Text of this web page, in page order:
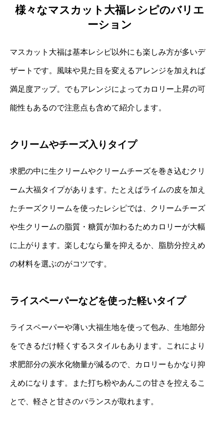
様々なマスカット大福レシピのバリエ
ーション
マスカット大福は基本レシピ以外にも楽しみ方が多いデ
ザートです。風味や見た目を変えるアレンジを加えれば
満足度アップ。でもアレンジによってカロリー上昇の可
能性もあるので注意点も含めて紹介します。
クリームやチーズ入りタイプ
求肥の中に生クリームやクリームチーズを巻き込むクリ
ーム大福タイプがあります。たとえばライムの皮を加え
たチーズクリームを使ったレシピでは、クリームチーズ
や生クリームの脂質・糖質が加わるためカロリーが大幅
に上がります。楽しむなら量を抑えるか、脂肪分控えめ
の材料を選ぶのがコツです。
ライスペーパーなどを使った軽いタイプ
ライスペーパーや薄い大福生地を使って包み、生地部分
をできるだけ軽くするスタイルもあります。これにより
求肥部分の炭水化物量が減るので、カロリーもかなり抑
えめになります。また打ち粉やあんこの甘さを控えるこ
とで、軽さと甘さのバランスが取れます。